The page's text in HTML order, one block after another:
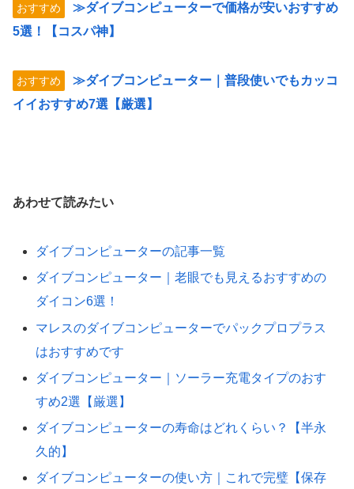
おすすめ
≫ダイブコンピューターで価格が安いおすすめ
5選！【コスパ神】
おすすめ
≫ダイブコンピューター｜普段使いでもカッコ
イイおすすめ7選【厳選】
あわせて読みたい
ダイブコンピューターの記事一覧
ダイブコンピューター｜老眼でも見えるおすすめの
ダイコン6選！
マレスのダイブコンピューターでパックプロプラス
はおすすめです
ダイブコンピューター｜ソーラー充電タイプのおす
すめ2選【厳選】
ダイブコンピューターの寿命はどれくらい？【半永
久的】
ダイブコンピューターの使い方｜これで完璧【保存